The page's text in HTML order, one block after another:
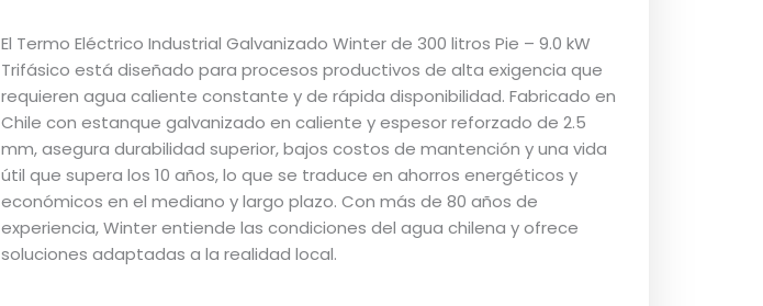
El Termo Eléctrico Industrial Galvanizado Winter de 300 litros Pie – 9.0 kW
Trifásico está diseñado para procesos productivos de alta exigencia que
requieren agua caliente constante y de rápida disponibilidad. Fabricado en
Chile con estanque galvanizado en caliente y espesor reforzado de 2.5
mm, asegura durabilidad superior, bajos costos de mantención y una vida
útil que supera los 10 años, lo que se traduce en ahorros energéticos y
económicos en el mediano y largo plazo. Con más de 80 años de
experiencia, Winter entiende las condiciones del agua chilena y ofrece
soluciones adaptadas a la realidad local.